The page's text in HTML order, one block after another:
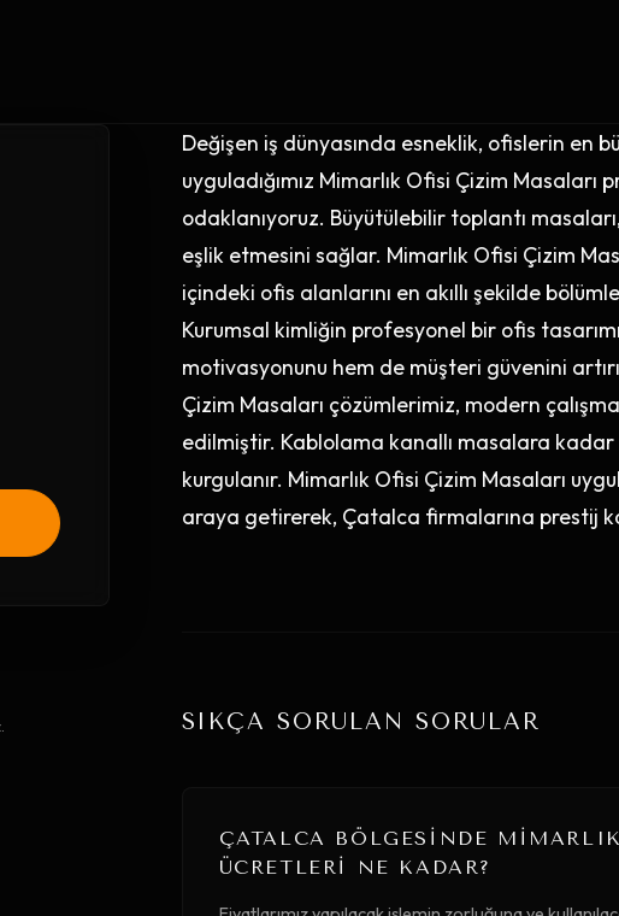
Değişen iş dünyasında esneklik, ofislerin en
uyguladığımız Mimarlık Ofisi Çizim
odaklanıyoruz. Büyütülebilir toplantı
eşlik etmesini sağlar. Mimarlık Ofisi Çizim
içindeki ofis alanlarını en akıllı şekilde
Kurumsal kimliğin profesyonel bir ofis
motivasyonunu hem de müşteri güvenini
Çizim Masaları çözümlerimiz, modern
edilmiştir. Kablolama kanallı masalara
kurgulanır. Mimarlık Ofisi Çizim Masaları
araya getirerek, Çatalca firmalarına prestij
SIKÇA SORULAN SORULAR
ÇATALCA BÖLGESINDE
ÜCRETLERI NE KADAR?